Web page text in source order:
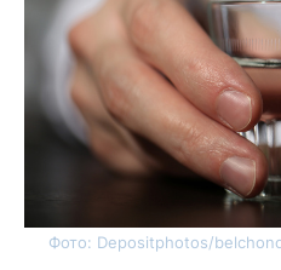
Фото: Depositphotos/